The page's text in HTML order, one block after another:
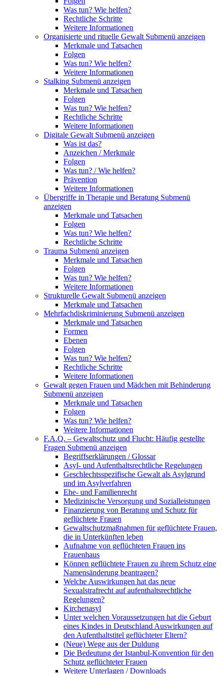
Was tun? Wie helfen?
Rechtliche Schritte
Weitere Informationen
Organisierte und rituelle Gewalt Submenü anzeigen
Merkmale und Tatsachen
Folgen
Was tun? Wie helfen?
Weitere Informationen
Stalking Submenü anzeigen
Merkmale und Tatsachen
Folgen
Was tun? Wie helfen?
Rechtliche Schritte
Weitere Informationen
Digitale Gewalt Submenü anzeigen
Was ist das?
Anzeichen / Merkmale
Folgen
Was tun? / Wie helfen?
Prävention
Weitere Informationen
Übergriffe in Therapie und Beratung Submenü
anzeigen
Merkmale und Tatsachen
Folgen
Was tun? Wie helfen?
Rechtliche Schritte
Trauma Submenü anzeigen
Merkmale und Tatsachen
Folgen
Was tun? Wie helfen?
Weitere Informationen
Strukturelle Gewalt Submenü anzeigen
Merkmale und Tatsachen
Mehrfachdiskriminierung Submenü anzeigen
Merkmale und Tatsachen
Formen
Ebenen
Folgen
Was tun? Wie helfen?
Rechtliche Schritte
Weitere Informationen
Gewalt gegen Frauen und Mädchen mit Behinderung
Submenü anzeigen
Merkmale und Tatsachen
Folgen
Was tun? Wie helfen?
Weitere Informationen
F.A.Q. – Gewaltschutz und Flucht: Häufig gestellte
Fragen Submenü anzeigen
Begriffserklärungen / Glossar
Asyl- und Aufenthaltsrechtliche Regelungen
Geschlechtsspezifische Gewalt als Asylgrund
und im Asylverfahren
Ehe- und Familienrecht
Medizinische Versorgung und Sozialleistungen
Finanzierung von Beratung und Schutz für
geflüchtete Frauen
Gewaltschutzmaßnahmen für geflüchtete Frauen,
die in Unterkünften leben
Aufnahme von geflüchteten Frauen ins
Frauenhaus
Können geflüchtete Frauen zu ihrem Schutz eine
Namensänderung beantragen?
Welche Auswirkungen hat das neue
Sexualstrafrecht auf aufenthaltsrechtliche
Regelungen?
Kirchenasyl
Unter welchen Voraussetzungen hat die Geburt
eines Kindes in Deutschland Auswirkungen auf
den Aufenthaltstitel geflüchteter Eltern?
(Neue) Wege aus der Duldung
Die Bedeutung der Istanbul-Konvention für den
Schutz geflüchteter Frauen
Weitere Unterlagen / Downloads